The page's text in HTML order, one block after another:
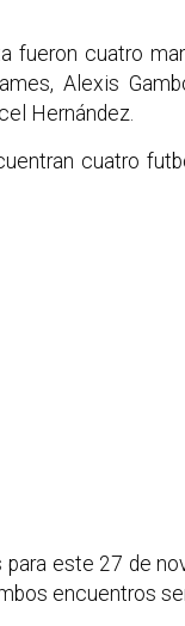
fueron cuatro
Alexis
Hernández.
cuatro
este 27 de
encuentros